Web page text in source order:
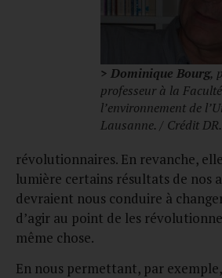
> Dominique Bourg,
professeur à la
l’environnement de
Lausanne. / Crédit DR.
révolutionnaires. En revanche,
lumière certains résultats de nos
devraient nous conduire à
d’agir au point de les
même chose.
En nous permettant, par